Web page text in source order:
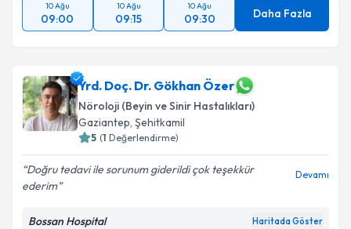
10 Ağu
09:00
10 Ağu
09:15
10 Ağu
09:30 Daha Fazla
Yrd. Doç. Dr. Gökhan Özer
Nöroloji (Beyin ve Sinir Hastalıkları)
Gaziantep, Şehitkamil
5 (1 Değerlendirme)
Doğru tedavi ile sorunum giderildi çok teşekkür
ederim
Devamı
Bossan Hospital Haritada Göster